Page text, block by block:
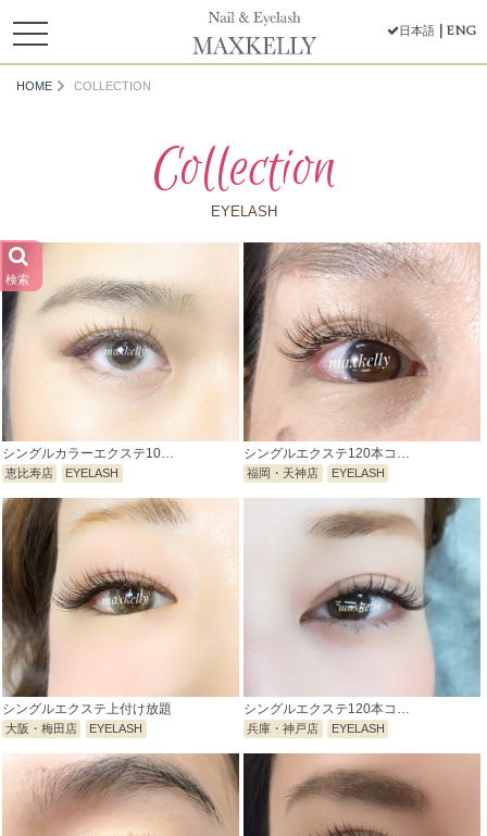
toggle
navigation
日本語 ENG
HOME COLLECTION
Collection
EYELASH
検索
シングルカラーエクステ10…
恵比寿店 EYELASH
シングルエクステ120本コ…
福岡・天神店 EYELASH
シングルエクステ上付け放題
大阪・梅田店 EYELASH
シングルエクステ120本コ…
兵庫・神戸店 EYELASH